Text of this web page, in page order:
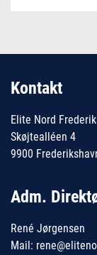
Kontakt
Elite Nord
Skøjtealléen 4
9900
Adm.
René Jørgensen
Mail: